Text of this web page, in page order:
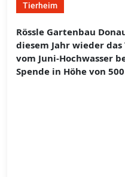
Tierheim
Rössle Gartenbau
diesem Jahr wieder
vom Juni-Hochwasser
Spende in Höhe von